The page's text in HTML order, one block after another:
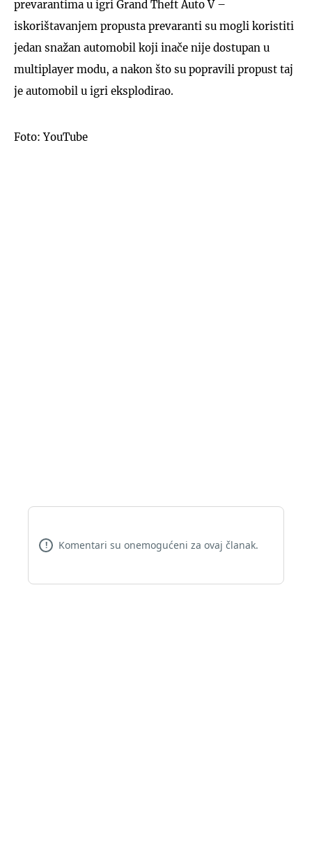
prevarantima u igri Grand Theft Auto V –
iskorištavanjem propusta prevaranti su mogli koristiti
jedan snažan automobil koji inače nije dostupan u
multiplayer modu, a nakon što su popravili propust taj
je automobil u igri eksplodirao.
Foto: YouTube
! Komentari su onemogućeni za ovaj članak.